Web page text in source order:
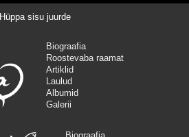
Hüppa sisu juurde
Biograafia
Roostevaba raamat
Artiklid
Laulud
Albumid
Galerii